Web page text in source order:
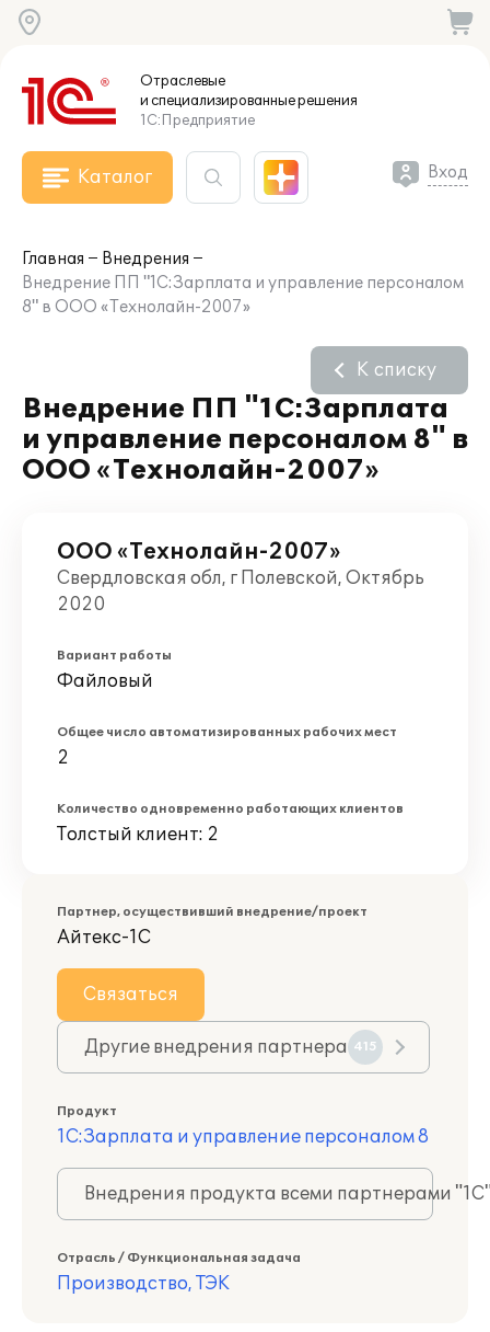
Отраслевые
и специализированныерешения
1С:Предприятие
Каталог Вход
Главная
Внедрения
Внедрение ПП "1С:Зарплата и управление персоналом
8" в ООО «Технолайн-2007»
Внедрение ПП "1С:Зарплата
и управление персоналом 8" в
ООО «Технолайн-2007»
К списку
ООО «Технолайн-2007»
Свердловская обл, г Полевской, Октябрь
2020
Вариант работы
Файловый
Общее число автоматизированных рабочих мест
2
Количество одновременно работающих клиентов
Толстый клиент: 2
Партнер, осуществивший внедрение/проект
Айтекс-1С
Связаться
Другие внедрения партнера 415
Продукт
1С:Зарплата и управление персоналом 8
Внедрения продукта всеми партнерами
Отрасль / Функциональная задача
Производство, ТЭК